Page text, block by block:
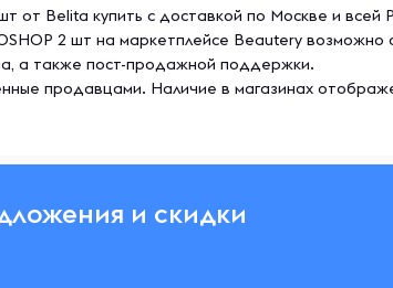
от Belita купить с доставкой по Москве и
2 шт на маркетплейсе Beautery
а также пост-продажной поддержки.
продавцами. Наличие в магазинах
и скидки